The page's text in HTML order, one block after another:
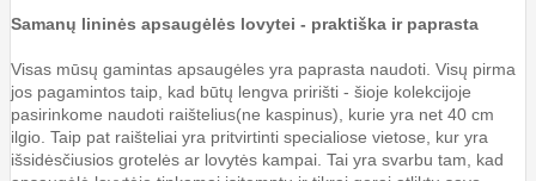
Samanų lininės apsaugėlės lovytei - praktiška ir paprasta
Visas mūsų gamintas apsaugėles yra paprasta naudoti. Visų pirma
jos pagamintos taip, kad būtų lengva pririšti - šioje kolekcijoje
pasirinkome naudoti raištelius(ne kaspinus), kurie yra net 40 cm
ilgio. Taip pat raišteliai yra pritvirtinti specialiose vietose, kur yra
išsidėsčiusios grotelės ar lovytės kampai. Tai yra svarbu tam, kad